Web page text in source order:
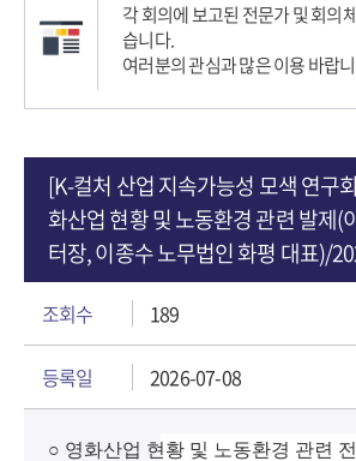
각 회의에 보고된 전문가 및 회의
습니다.
여러분의 관심과 많은 이용 바랍
[K-컬처 산업 지속가능성 모색 연구
화산업 현황 및 노동환경 관련 발제(
터장, 이종수 노무법인 화평 대표)/
조회수 189
등록일 2026-07-08
○ 영화산업 현황 및 노동환경 관련